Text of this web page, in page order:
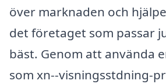
över marknaden och
det företaget som passar
bäst. Genom att använda
som xn--visningsstdning-